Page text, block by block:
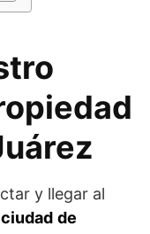
y llegar al
ciudad de